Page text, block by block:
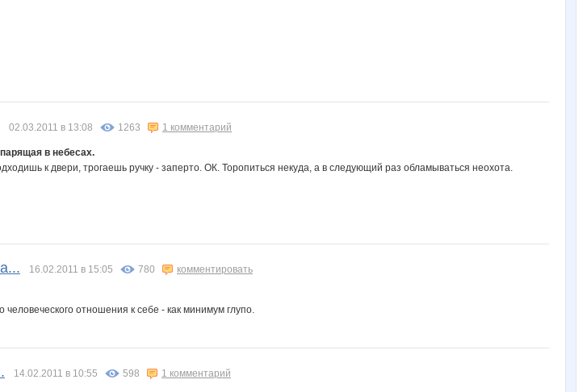
02.03.2011 в 13:08 1263 1 комментарий
в небесах.
к двери, трогаешь ручку - заперто. ОК. Торопиться некуда, а в следующий раз обламываться неохота.
16.02.2011 в 15:05 780 комментировать
человеческого отношения к себе - как минимум глупо.
14.02.2011 в 10:55 598 1 комментарий